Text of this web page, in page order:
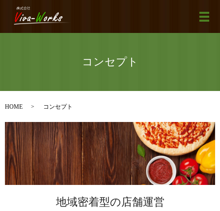
メ
コンセプト
HOME コンセプト
地域密着型の店舗運営